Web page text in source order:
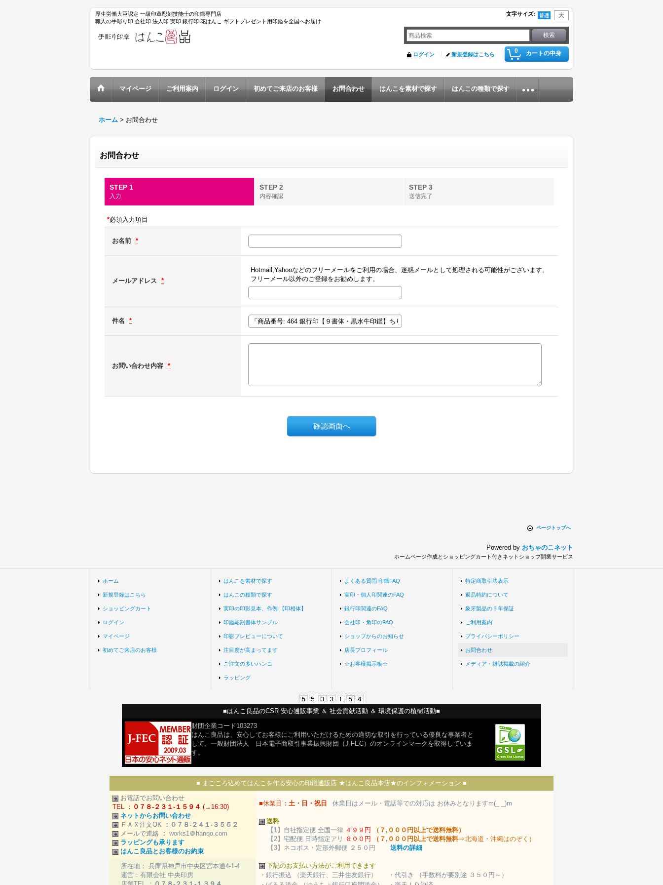
厚生労働大臣認定 一級印章彫刻技能士の印鑑専門店
職人の手彫り印 会社印 法人印 実印 銀行印 花はんこ ギフトプレゼント用印鑑を全国へお届け
文字サイズ:
0 カートの中身
ログイン 新規登録はこちら
マイページ ご利用案内 ログイン 初めてご来店のお客様 お問合わせ はんこを素材で探す はんこの種類で探す
ホーム > お問合わせ
お問合わせ
STEP 1
入力
STEP 2
内容確認
STEP 3
送信完了
*必須入力項目
お名前 *
メールアドレス *
Hotmail,Yahooなどのフリーメールをご利用の場合、迷惑メールとして処理される可能性がございます。
フリーメール以外のご登録をお勧めします。
件名 *
お問い合わせ内容 *
ページトップへ
Powered by おちゃのこネット
ホームページ作成とショッピングカート付きネットショップ開業サービス
ホーム
新規登録はこちら
ショッピングカート
ログイン
マイページ
初めてご来店のお客様
はんこを素材で探す
はんこの種類で探す
実印の印影見本、作例 【印相体】
印鑑彫刻書体サンプル
印影プレビューについて
注目度が高まってます
ご注文の多いハンコ
ラッピング
よくある質問 印鑑FAQ
実印・個人印関連のFAQ
銀行印関連のFAQ
会社印・角印のFAQ
ショップからのお知らせ
店長プロフィール
☆お客様掲示板☆
特定商取引法表示
返品特約について
象牙製品の５年保証
ご利用案内
プライバシーポリシー
お問合わせ
メディア・雑誌掲載の紹介
■はんこ良品のCSR 安心通販事業 ＆ 社会貢献活動 ＆ 環境保護の植樹活動■
財団企業コード103273
はんこ良品は、安心してお客様にご利用いただけるための適切な取引を行っている優良な事業者と
して、一般財団法人 日本電子商取引事業振興財団（J-FEC）のオンラインマークを取得していま
す。
■ まごころ込めてはんこを作る安心の印鑑通販店 ★はんこ良品本店★のインフォメーション ■
お電話でお問い合わせ
TEL ： ０７８-２３１-１５９４ (→16:30)
ネットからお問い合わせ
ＦＡＸ注文OK ：０７８-２４１-３５５２
メールで連絡 ： works1＠hanqo.com
ラッピングも承ります
はんこ良品とお客様のお約束
■休業日： 土・日・祝日 休業日はメール・電話等での対応は お休みとなりますm(_ _)m
送料
【1】自社指定便 全国一律 ４９９円
（７,０００円以上で送料無料）
【2】宅配便 日時指定アリ
６００円 （７,０００円以上で送料無料⇒北海道・沖縄はのぞく）
【3】ネコポス・定形外郵便 ２５０円
送料の詳細
下記のお支払い方法がご利用できます
・銀行振込 （楽天銀行、三井住友銀行）
・代引き （手数料が要別途 ３５０円～）
所在地： 兵庫県神戸市中央区宮本通4-1-4
運営：有限会社 中央印房